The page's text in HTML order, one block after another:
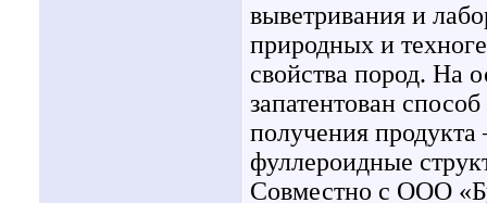
выветривания и
природных и
свойства пород. На
запатентован
получения
фуллероидные
Совместно с ООО